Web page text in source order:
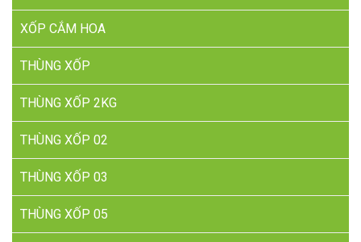
XỐP CẮM HOA
THÙNG XỐP
THÙNG XỐP 2KG
THÙNG XỐP 02
THÙNG XỐP 03
THÙNG XỐP 05